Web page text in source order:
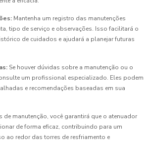
Mantenha um registro das manutenções
tipo de serviço e observações. Isso facilitará o
de cuidados e ajudará a planejar futuras
Se houver dúvidas sobre a manutenção ou o
um profissional especializado. Eles podem
e recomendações baseadas em sua
de manutenção, você garantirá que o atenuador
de forma eficaz, contribuindo para um
ao redor das torres de resfriamento e